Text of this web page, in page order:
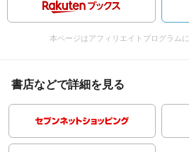
本ページはアフィリエイトプログラム
書店などで詳細を見る